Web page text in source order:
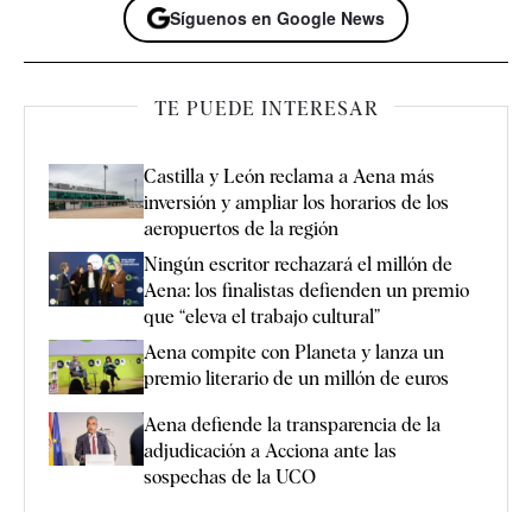
Síguenos en Google News
TE PUEDE INTERESAR
Castilla y León reclama a Aena más
inversión y ampliar los horarios de los
aeropuertos de la región
Ningún escritor rechazará el millón de
Aena: los finalistas defienden un premio
que “eleva el trabajo cultural”
Aena compite con Planeta y lanza un
premio literario de un millón de euros
Aena defiende la transparencia de la
adjudicación a Acciona ante las
sospechas de la UCO